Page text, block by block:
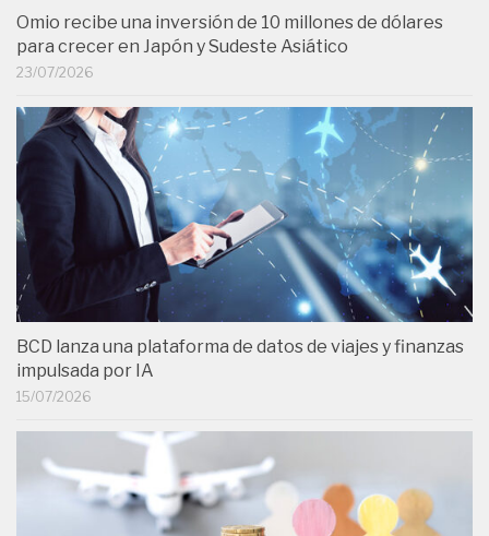
Omio recibe una inversión de 10 millones de dólares
para crecer en Japón y Sudeste Asiático
23/07/2026
BCD lanza una plataforma de datos de viajes y finanzas
impulsada por IA
15/07/2026